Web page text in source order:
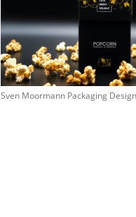
Sven Moormann Packaging Design